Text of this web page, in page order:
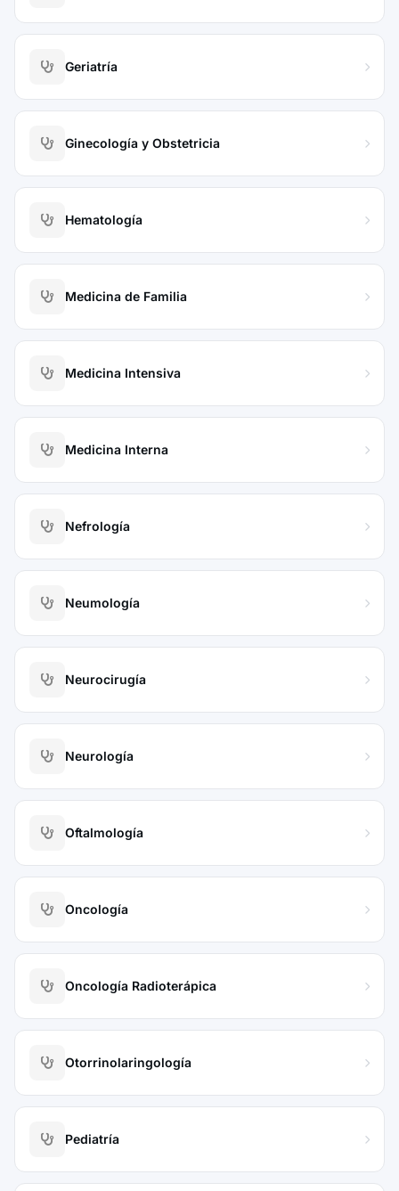
Geriatría
Ginecología y Obstetricia
Hematología
Medicina de Familia
Medicina Intensiva
Medicina Interna
Nefrología
Neumología
Neurocirugía
Neurología
Oftalmología
Oncología
Oncología Radioterápica
Otorrinolaringología
Pediatría